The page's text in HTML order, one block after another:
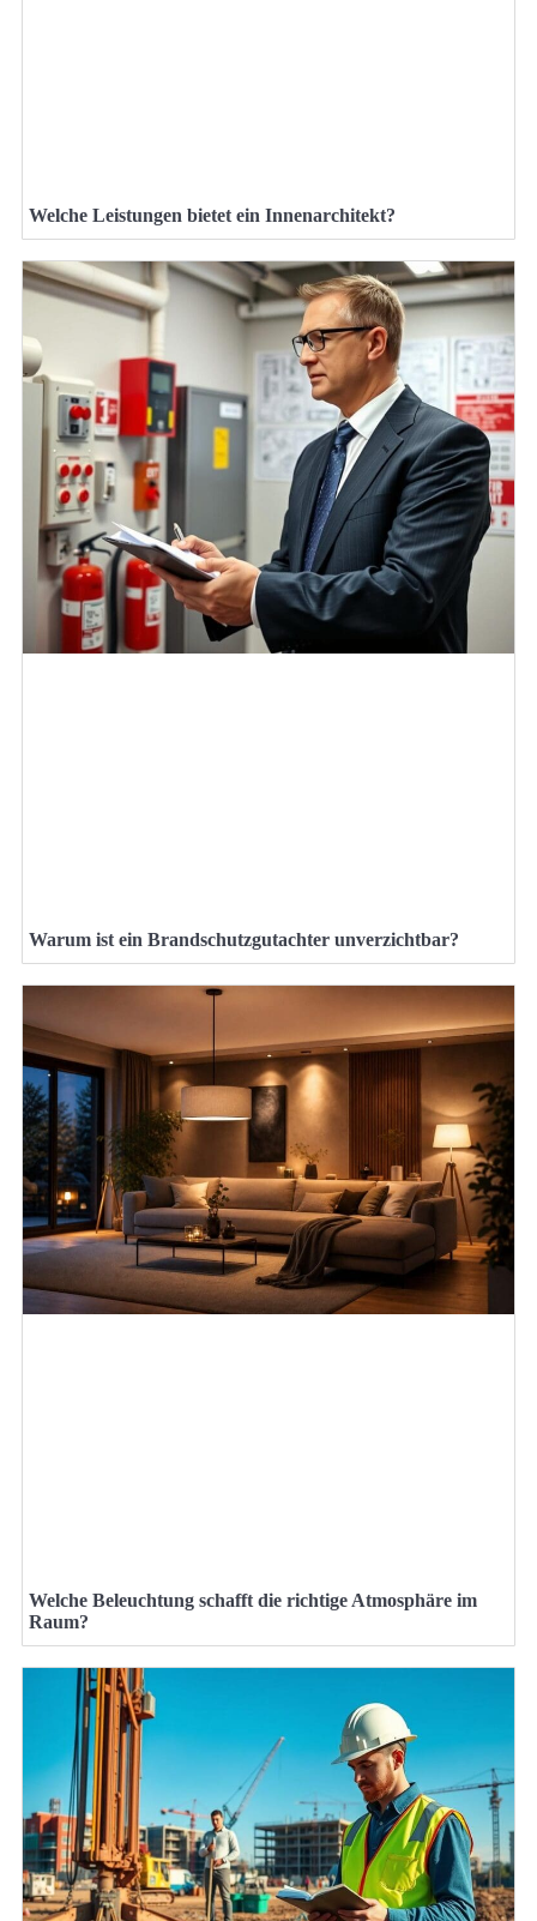
Welche Leistungen bietet ein Innenarchitekt?
Warum ist ein Brandschutzgutachter unverzichtbar?
Welche Beleuchtung schafft die richtige Atmosphäre im
Raum?